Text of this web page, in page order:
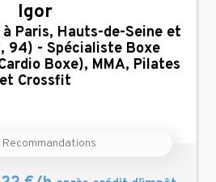
Igor
Paris, Hauts-de-Seine et
94) - Spécialiste Boxe
Boxe), MMA, Pilates
et Crossfit
Recommandations